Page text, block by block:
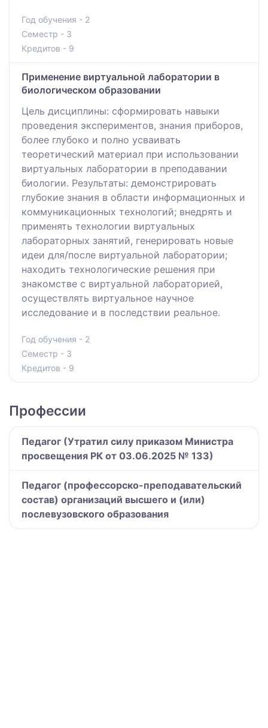
Год обучения - 2
Семестр - 3
Кредитов - 9
Применение виртуальной лаборатории в
биологическом образовании
Цель дисциплины: сформировать навыки
проведения экспериментов, знания приборов,
более глубоко и полно усваивать
теоретический материал при использовании
виртуальных лаборатории в преподавании
биологии. Результаты: демонстрировать
глубокие знания в области информационных и
коммуникационных технологий; внедрять и
применять технологии виртуальных
лабораторных занятий, генерировать новые
идеи для/после виртуальной лаборатории;
находить технологические решения при
знакомстве с виртуальной лабораторией,
осуществлять виртуальное научное
исследование и в последствии реальное.
Год обучения - 2
Семестр - 3
Кредитов - 9
Профессии
Педагог (Утратил силу приказом Министра
просвещения РК от 03.06.2025 № 133)
Педагог (профессорско-преподавательский
состав) организаций высшего и (или)
послевузовского образования